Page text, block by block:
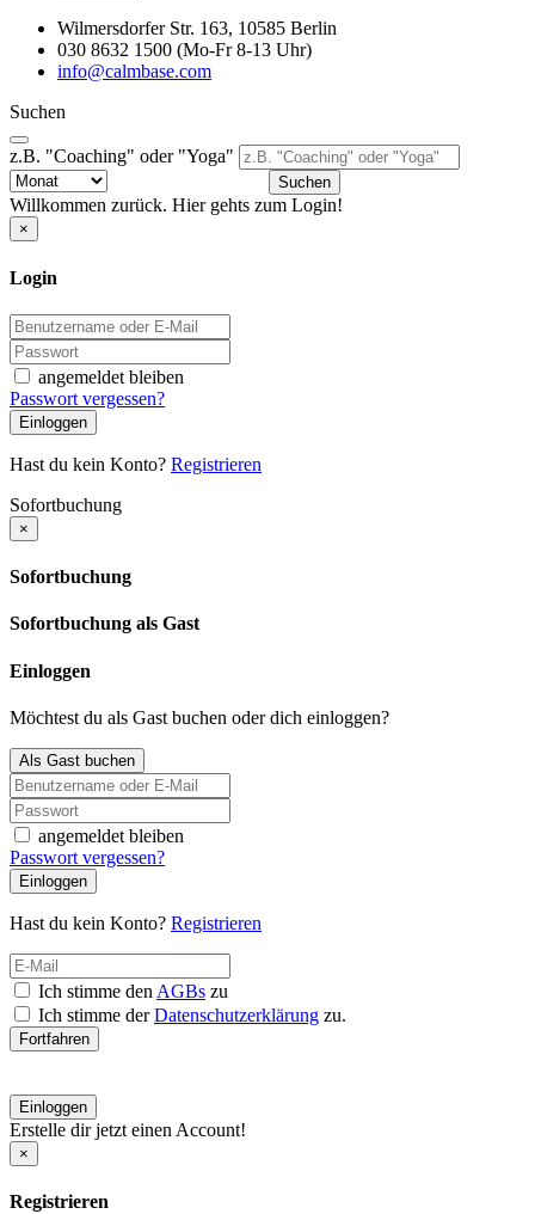
Wilmersdorfer Str. 163, 10585 Berlin
030 8632 1500 (Mo-Fr 8-13 Uhr)
info@calmbase.com
Suchen
z.B. "Coaching" oder "Yoga"
Suchen
Willkommen zurück. Hier gehts zum Login!
×
Login
angemeldet bleiben
Passwort vergessen?
Einloggen
Hast du kein Konto? Registrieren
Sofortbuchung
×
Sofortbuchung
Sofortbuchung als Gast
Einloggen
Möchtest du als Gast buchen oder dich einloggen?
Als Gast buchen
angemeldet bleiben
Passwort vergessen?
Einloggen
Hast du kein Konto? Registrieren
Ich stimme den AGBs zu
Ich stimme derDatenschutzerklärung zu.
Fortfahren
Einloggen
Erstelle dir jetzt einen Account!
×
Registrieren